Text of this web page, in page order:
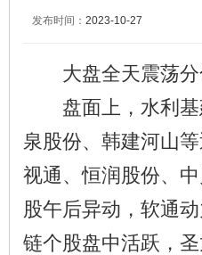
发布时间： 2023-10-27
大盘全天震荡分
盘面上，水利基
泉股份、韩建河山
视通、恒润股份、
股午后异动，软通
链个股盘中活跃，